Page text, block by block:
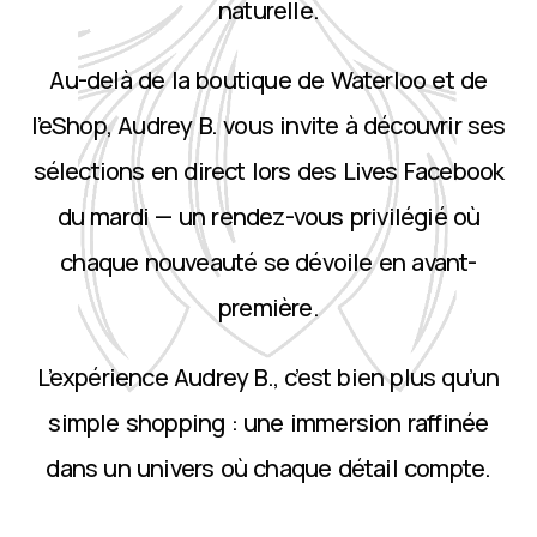
naturelle.
Au-delà de la boutique de Waterloo et de
l’eShop, Audrey B. vous invite à découvrir ses
sélections en direct lors des Lives Facebook
du mardi — un rendez-vous privilégié où
chaque nouveauté se dévoile en avant-
première.
L’expérience Audrey B., c’est bien plus qu’un
simple shopping : une immersion raffinée
dans un univers où chaque détail compte.